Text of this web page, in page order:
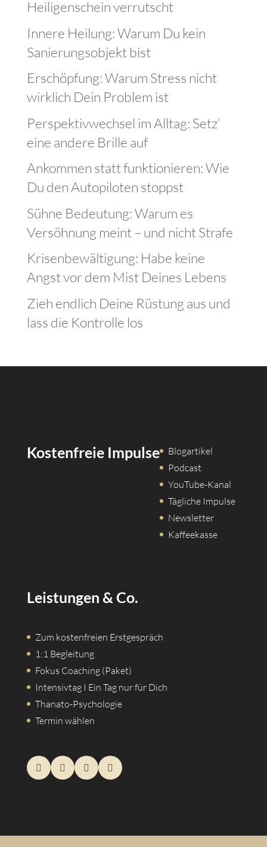
Heiligenschein verrutscht
Innere Heilung: Warum Du kein
Sanierungsobjekt bist
Erschöpfung: Warum Stress nicht
wirklich Dein Problem ist
Perspektivwechsel im Alltag: Setz‘
eine andere Brille auf
Ankommen statt funktionieren: Wie
Du den Autopiloten stoppst
Sühne Bedeutung: Warum es
Versöhnung meint – und nicht Strafe
Krisenbewältigung: Habe keine
Angst vor dem Mist Deines Lebens
Zieh endlich Deine Rüstung aus und
lass die Kontrolle los
Kostenfreie Impulse
Blogartikel
Podcast
YouTube-Kanal
Tägliche Impulse
Newsletter
Kaffeekasse
Leistungen & Co.
Zum kostenfreien Erstgespräch
1:1 Begleitung
Fokus Coaching (Paket)
Intensivtag I Ein Tag nur für Dich
Thanato-Psychologie
Termin wählen